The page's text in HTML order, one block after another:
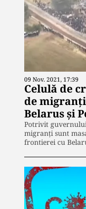
09 Nov. 2021, 17:39
Celulă de
de
Belarus și
Potrivit
migranți sunt
frontierei cu